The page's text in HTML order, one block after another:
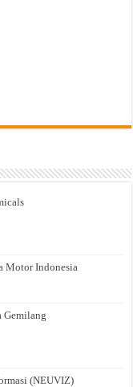
Motor Indonesia
Gemilang
(NEUVIZ)